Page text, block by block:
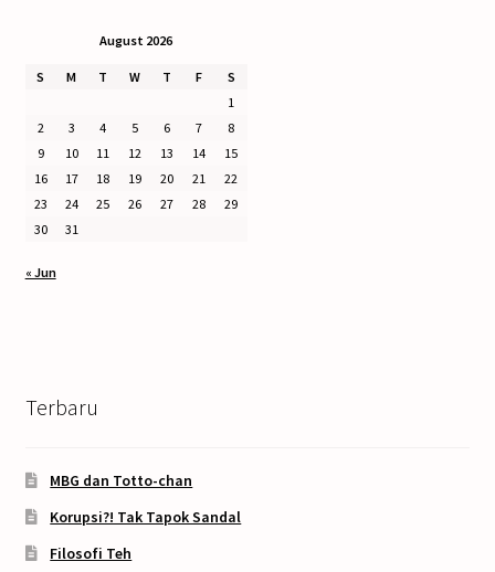
August 2026
S M T W T F
S
1
2
3 4 5 6 7
8
9
10 11 12 13 14
15
16
17 18 19 20 21
22
23
24 25 26 27 28
29
30
31
« Jun
Terbaru
MBG dan Totto-chan
Korupsi?! Tak Tapok Sandal
Filosofi Teh